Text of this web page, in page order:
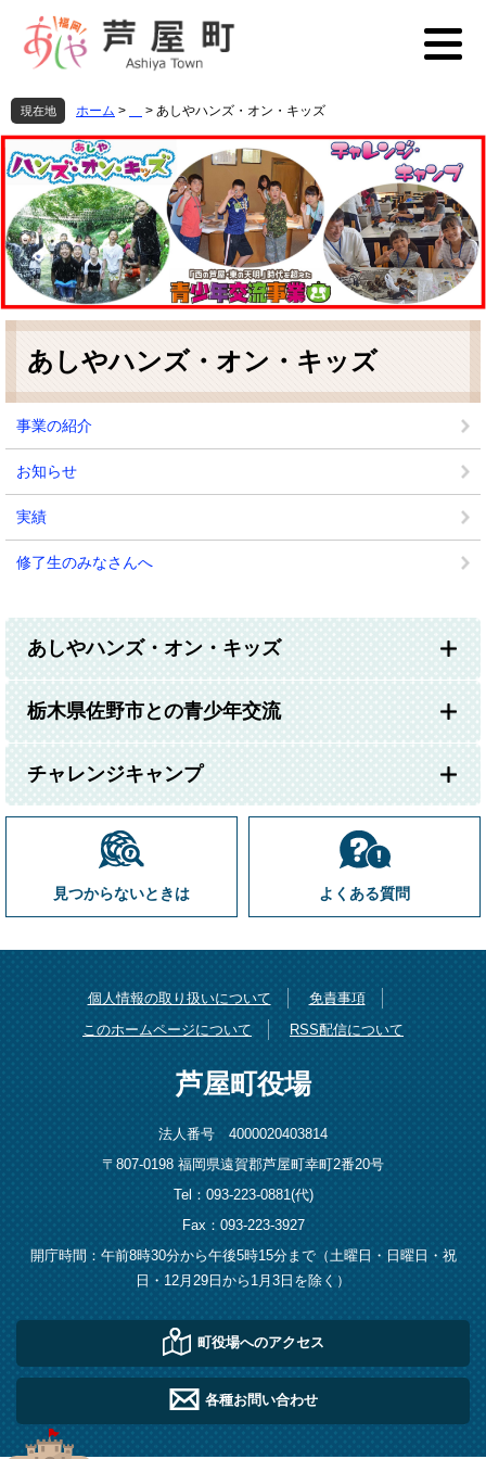
先
頭
で
す
を
飛
ば
し
本
文
へ
現在地 ホーム > > あしやハンズ・オン・キッズ
本
あしやハンズ・オン・キッズ
事業の紹介
お知らせ
実績
修了生のみなさんへ
あしやハンズ・オン・キッズ
栃木県佐野市との青少年交流
チャレンジキャンプ
見つからないときは よくある質問
個人情報の取り扱いについて
免責事項
このホームページについて
RSS配信について
芦屋町役場
法人番号 4000020403814
〒807-0198 福岡県遠賀郡芦屋町幸町2番20号
Tel：093-223-0881(代)
Fax：093-223-3927
開庁時間：午前8時30分から午後5時15分まで（土曜日・日曜日・祝
日・12月29日から1月3日を除く）
町役場へのアクセス
各種お問い合わせ